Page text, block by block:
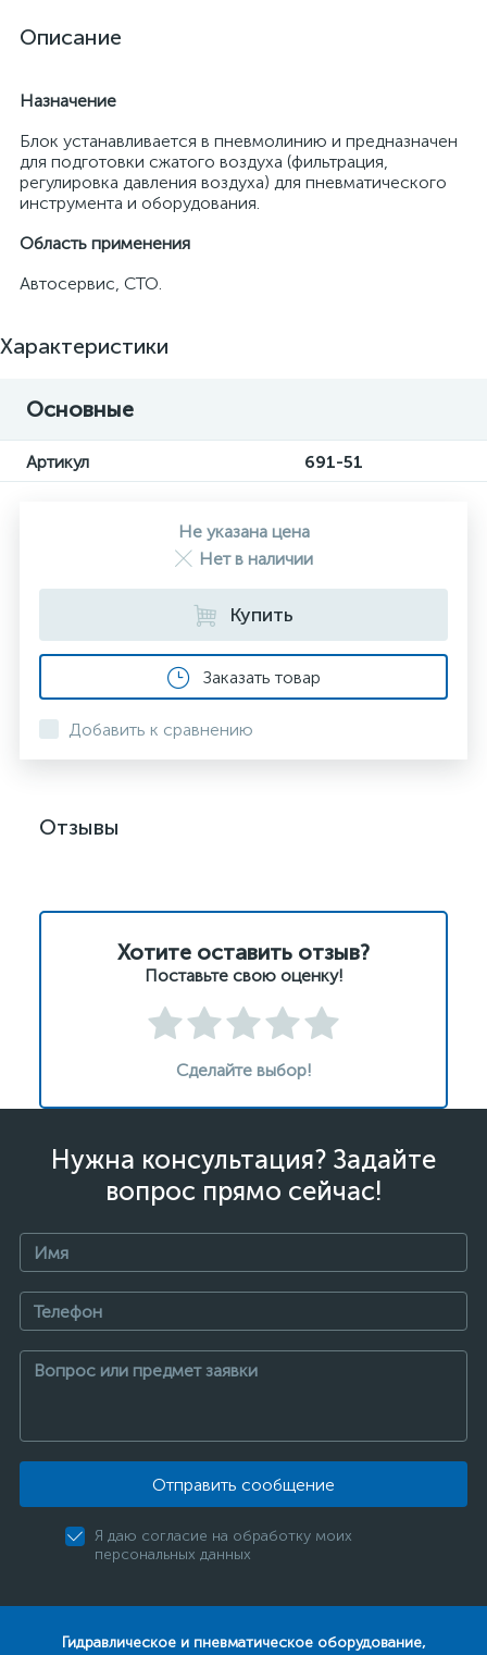
Описание
Назначение
Блок устанавливается в пневмолинию и предназначен
для подготовки сжатого воздуха (фильтрация,
регулировка давления воздуха) для пневматического
инструмента и оборудования.
Область применения
Автосервис, СТО.
Характеристики
Основные
Артикул 691-51
Не указана цена
Нет в наличии
Купить
Заказать товар
Добавить к сравнению
Отзывы
Хотите оставить отзыв?
Поставьте свою оценку!
Сделайте выбор!
Нужна консультация? Задайте
вопрос прямо сейчас!
Отправить сообщение
Я даю согласие на обработку моих
персональных данных
Гидравлическое и пневматическое оборудование,